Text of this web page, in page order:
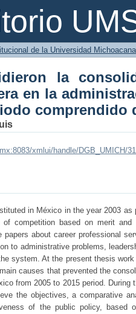
la
federal en
de la Universidad
la
en la
comprendido
xmlui/handle/DGB_UMICH/
in México in the year 2003
competition based on merit
about career professional
to administrative problems,
system. At the present thesis
causes that prevented the
from 2005 to 2015 period.
the objectives, a comparative
of the public policy, based